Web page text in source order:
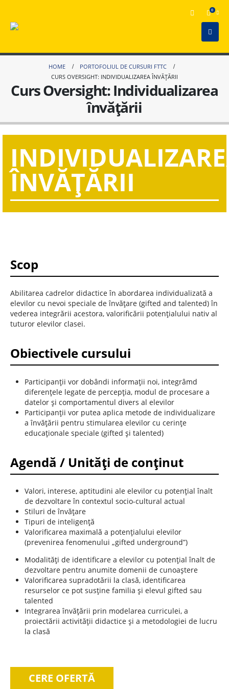
0
HOME
PORTOFOLIUL DE CURSURI FTTC
CURS OVERSIGHT: INDIVIDUALIZAREA ÎNVĂȚĂRII
Curs Oversight: Individualizarea
învățării
ÎNVĂȚĂRII
Scop
Abilitarea cadrelor didactice în abordarea individualizată a
elevilor cu nevoi speciale de învăţare (gifted and talented) în
vederea integrării acestora, valorificării potenţialului nativ al
tuturor elevilor clasei.
Obiectivele cursului
Participanții vor dobândi informaţii noi, integrâmd
diferențele legate de percepţia, modul de procesare a
datelor şi comportamentul divers al elevilor
Participanții vor putea aplica metode de individualizare
a învățării pentru stimularea elevilor cu cerinţe
educaţionale speciale (gifted şi talented)
Agendă / Unități de conținut
Valori, interese, aptitudini ale elevilor cu potenţial înalt
de dezvoltare în contextul socio-cultural actual
Stiluri de învățare
Tipuri de inteligenţă
Valorificarea maximală a potenţialului elevilor
(prevenirea fenomenului „gifted underground”)
Modalităţi de identificare a elevilor cu potenţial înalt de
dezvoltare pentru anumite domenii de cunoaştere
Valorificarea supradotării la clasă, identificarea
resurselor ce pot susţine familia şi elevul gifted sau
talented
Integrarea învăţării prin modelarea curriculei, a
proiectării activităţii didactice şi a metodologiei de lucru
la clasă
CERE OFERTĂ